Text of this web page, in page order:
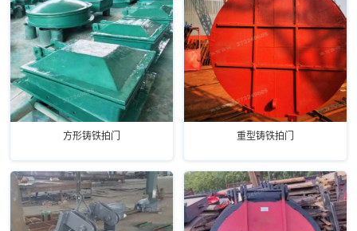
方形铸铁拍门 重型铸铁拍门